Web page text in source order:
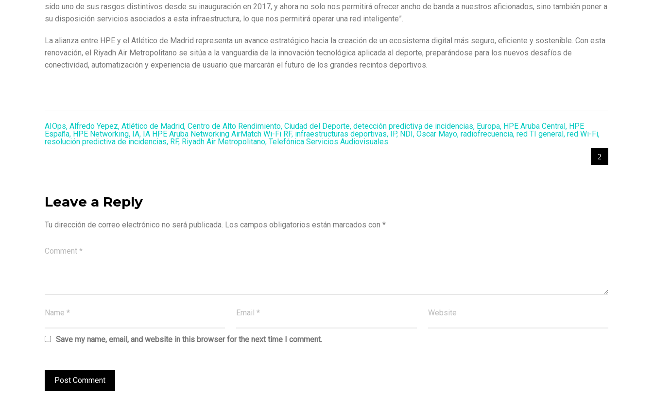
sido uno de sus rasgos distintivos desde su inauguración en 2017, y ahora no solo nos permitirá ofrecer ancho de banda a nuestros aficionados, sino también poner a
su disposición servicios asociados a esta infraestructura, lo que nos permitirá operar una red inteligente”.
La alianza entre HPE y el Atlético de Madrid representa un avance estratégico hacia la creación de un ecosistema digital más seguro, eficiente y sostenible. Con esta
renovación, el Riyadh Air Metropolitano se sitúa a la vanguardia de la innovación tecnológica aplicada al deporte, preparándose para los nuevos desafíos de
conectividad, automatización y experiencia de usuario que marcarán el futuro de los grandes recintos deportivos.
AIOps, Alfredo Yepez, Atlético de Madrid, Centro de Alto Rendimiento, Ciudad del Deporte, detección predictiva de incidencias, Europa, HPE Aruba Central, HPE
España, HPE Networking, IA, IA HPE Aruba Networking AirMatch Wi-Fi RF, infraestructuras deportivas, IP, NDI, Óscar Mayo, radiofrecuencia, red TI general, red Wi-Fi,
resolución predictiva de incidencias, RF, Riyadh Air Metropolitano, Telefónica Servicios Audiovisuales
Leave a Reply
Tu dirección de correo electrónico no será publicada. Los campos obligatorios están marcados con *
Save my name, email, and website in this browser for the next time I comment.